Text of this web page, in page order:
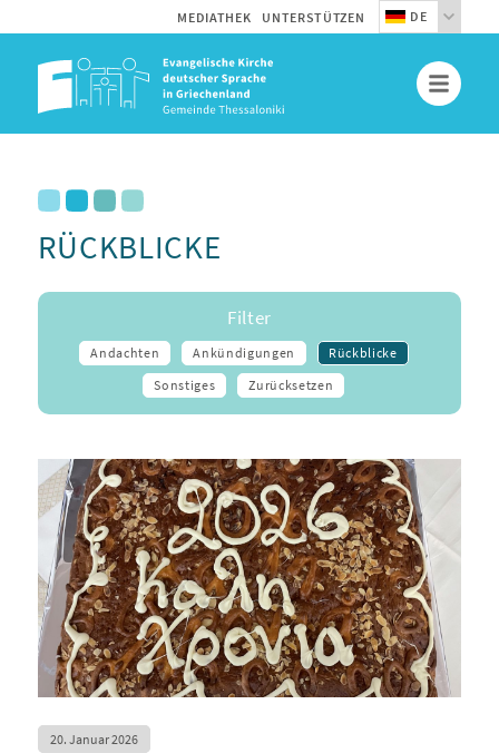
MEDIATHEK UNTERSTÜTZEN DE
RÜCKBLICKE
Filter
Andachten Ankündigungen
Rückblicke
Sonstiges
Zurücksetzen
20. Januar 2026